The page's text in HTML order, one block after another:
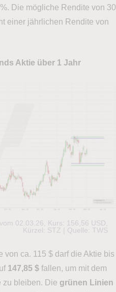
Die mögliche Rendite von 30
einer jährlichen Rendite von
Aktie über 1 Jahr
02.03.26, Kurs: 156,56 USD,
Kürzel: STZ | Quelle: TWS
von ca. 115 $ darf die Aktie bis
147,85 $ fallen, um mit dem
zu bleiben. Die grünen Linien